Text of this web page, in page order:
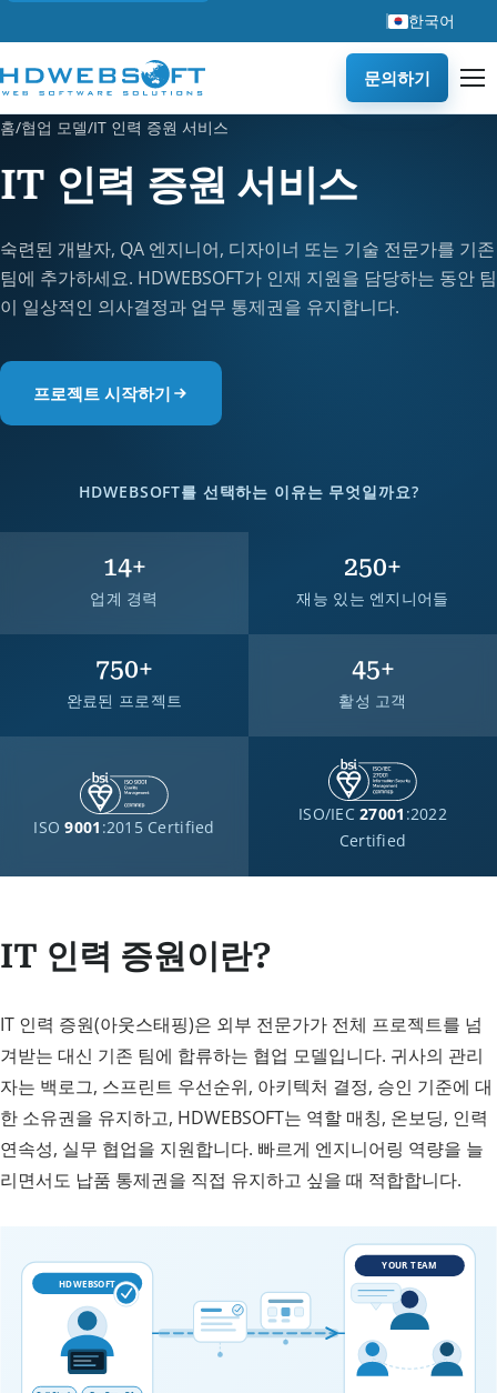
한국어
문의하기
홈/협업 모델/IT 인력 증원 서비스
IT 인력 증원 서비스
숙련된 개발자, QA 엔지니어, 디자이너 또는 기술 전문가를 기존
팀에 추가하세요. HDWEBSOFT가 인재 지원을 담당하는 동안 팀
이 일상적인 의사결정과 업무 통제권을 유지합니다.
프로젝트 시작하기
HDWEBSOFT를 선택하는 이유는 무엇일까요?
14+
업계 경력
250+
재능 있는 엔지니어들
750+
완료된 프로젝트
45+
활성 고객
ISO9001 :2015 Certified
ISO/IEC27001 :2022
Certified
IT 인력 증원이란?
IT 인력 증원(아웃스태핑)은 외부 전문가가 전체 프로젝트를 넘
겨받는 대신 기존 팀에 합류하는 협업 모델입니다. 귀사의 관리
자는 백로그, 스프린트 우선순위, 아키텍처 결정, 승인 기준에 대
한 소유권을 유지하고, HDWEBSOFT는 역할 매칭, 온보딩, 인력
연속성, 실무 협업을 지원합니다. 빠르게 엔지니어링 역량을 늘
리면서도 납품 통제권을 직접 유지하고 싶을 때 적합합니다.